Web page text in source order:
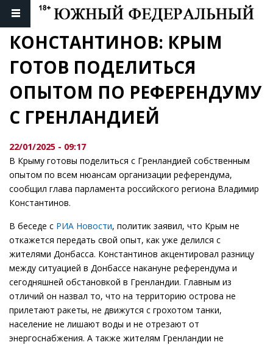
КОНСТАНТИНОВ: КРЫМ
ГОТОВ ПОДЕЛИТЬСЯ
ОПЫТОМ ПО РЕФЕРЕНДУМУ
С ГРЕНЛАНДИЕЙ
22/01/2025 - 09:17
В Крыму готовы поделиться с Гренландией собственным
опытом по всем нюансам организации референдума,
сообщил глава парламента российского региона Владимир
Константинов.
В беседе с РИА Новости, политик заявил, что Крым не
откажется передать свой опыт, как уже делился с
жителями Донбасса. Константинов акцентировал разницу
между ситуацией в Донбассе накануне референдума и
сегодняшней обстановкой в Гренландии. Главным из
отличий он назвал то, что на территорию острова не
прилетают ракеты, не движутся с грохотом танки,
население не лишают воды и не отрезают от
энергоснабжения. А также жителям Гренландии не